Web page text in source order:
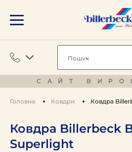
САЙТ
Головна Ковдри Ковдра
Ковдра Billerbeck
Superlight